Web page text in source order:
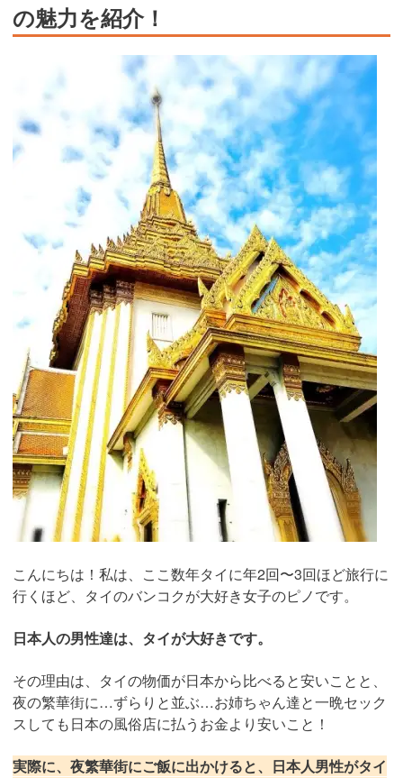
の魅力を紹介！
こんにちは！私は、ここ数年タイに年2回〜3回ほど旅行に
行くほど、タイのバンコクが大好き女子のピノです。
日本人の男性達は、タイが大好きです。
その理由は、タイの物価が日本から比べると安いことと、
夜の繁華街に…ずらりと並ぶ…お姉ちゃん達と一晩セック
スしても日本の風俗店に払うお金より安いこと！
実際に、夜繁華街にご飯に出かけると、日本人男性がタイ